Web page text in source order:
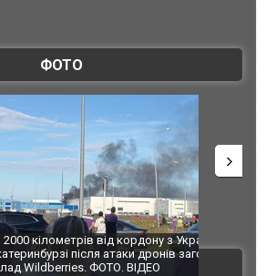
ФОТО
від кордону з Україною: в
після атаки дронів загорівся
ФОТО. ВІДЕО
"Мої
ВІДЕО